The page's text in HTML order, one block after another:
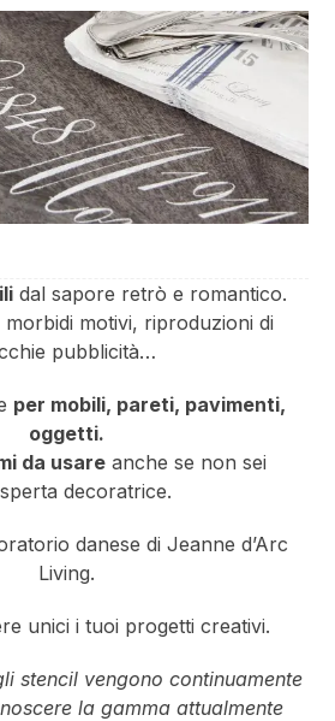
dal sapore retrò e romantico.
motivi, riproduzioni di
pubblicità…
per mobili, pareti, pavimenti,
oggetti.
da usareanche se non sei
decoratrice.
danese di Jeanne d’Arc
Living.
unici i tuoi progetti creativi.
stencil vengono continuamente
la gamma attualmente